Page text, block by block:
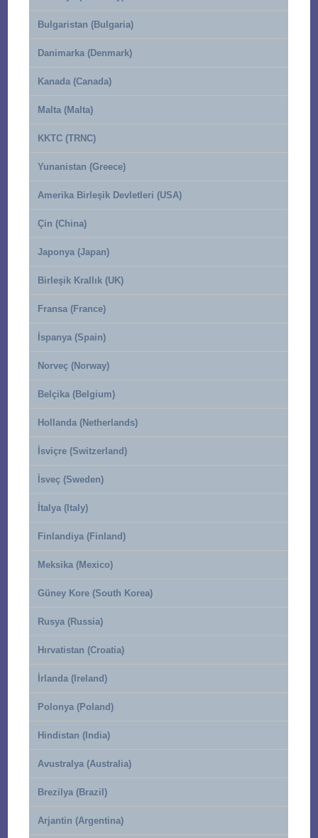
Bulgaristan (Bulgaria)
Danimarka (Denmark)
Kanada (Canada)
Malta (Malta)
KKTC (TRNC)
Yunanistan (Greece)
Amerika Birleşik Devletleri (USA)
Çin (China)
Japonya (Japan)
Birleşik Krallık (UK)
Fransa (France)
İspanya (Spain)
Norveç (Norway)
Belçika (Belgium)
Hollanda (Netherlands)
İsviçre (Switzerland)
İsveç (Sweden)
İtalya (Italy)
Finlandiya (Finland)
Meksika (Mexico)
Güney Kore (South Korea)
Rusya (Russia)
Hırvatistan (Croatia)
İrlanda (Ireland)
Polonya (Poland)
Hindistan (India)
Avustralya (Australia)
Brezilya (Brazil)
Arjantin (Argentina)